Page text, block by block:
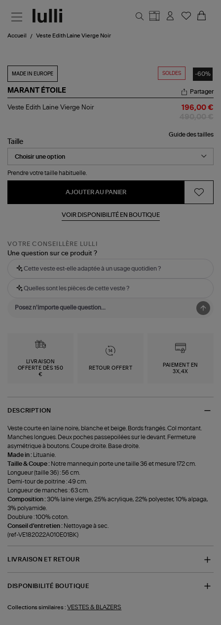
Accueil Veste Edith Laine Vierge Noir
SOLDES -60%
MADE IN EUROPE
MARANT ÉTOILE
Veste
Noir
Partager
Veste Edith Laine Vierge Noir 196,00 €
Guide des tailles
Taille
Prendre votre taille habituelle.
AJOUTER AU PANIER
VOIR DISPONIBILITÉ EN BOUTIQUE
VOTRE CONSEILLÈRE LULLI
Une question sur ce produit ?
Cette veste est-elle adaptée à un usage quotidien ?
Quelles sont les pièces de cette veste ?
LIVRAISON
OFFERTE DÈS 150
€
RETOUR OFFERT
PAIEMENT EN
3X,4X
DESCRIPTION
Veste courte en laine noire, blanche et beige. Bords frangés. Col montant.
Manches longues. Deux poches passepoilées sur le devant. Fermeture
asymétrique à boutons. Coupe droite. Base droite.
Made in : Lituanie.
Taille & Coupe : Notre mannequin porte une taille 36 et mesure 172 cm.
Longueur (taille 36) : 56 cm.
Demi-tour de poitrine : 49 cm.
Longueur de manches : 63 cm.
Composition :30% laine vierge, 25% acrylique, 22% polyester, 10% alpaga,
3% polyamide.
Doublure : 100% coton.
Conseil d'entretien : Nettoyage à sec.
(ref-VE182022A010E01BK)
LIVRAISON ET RETOUR
DISPONIBILITÉ BOUTIQUE
Collections similaires : VESTES & BLAZERS